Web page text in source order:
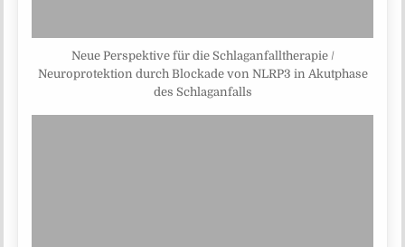
Neue Perspektive für die Schlaganfalltherapie /
Neuroprotektion durch Blockade von NLRP3 in Akutphase
des Schlaganfalls